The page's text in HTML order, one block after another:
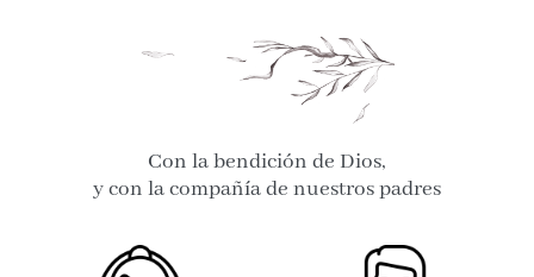
Con la bendición de Dios,
y con la compañía de nuestros padres